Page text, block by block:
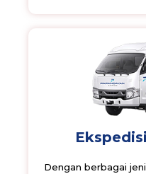
Dengan berbagai